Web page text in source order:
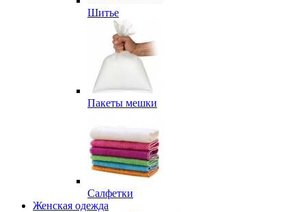
Шитье
Пакеты мешки
Салфетки
Женская одежда